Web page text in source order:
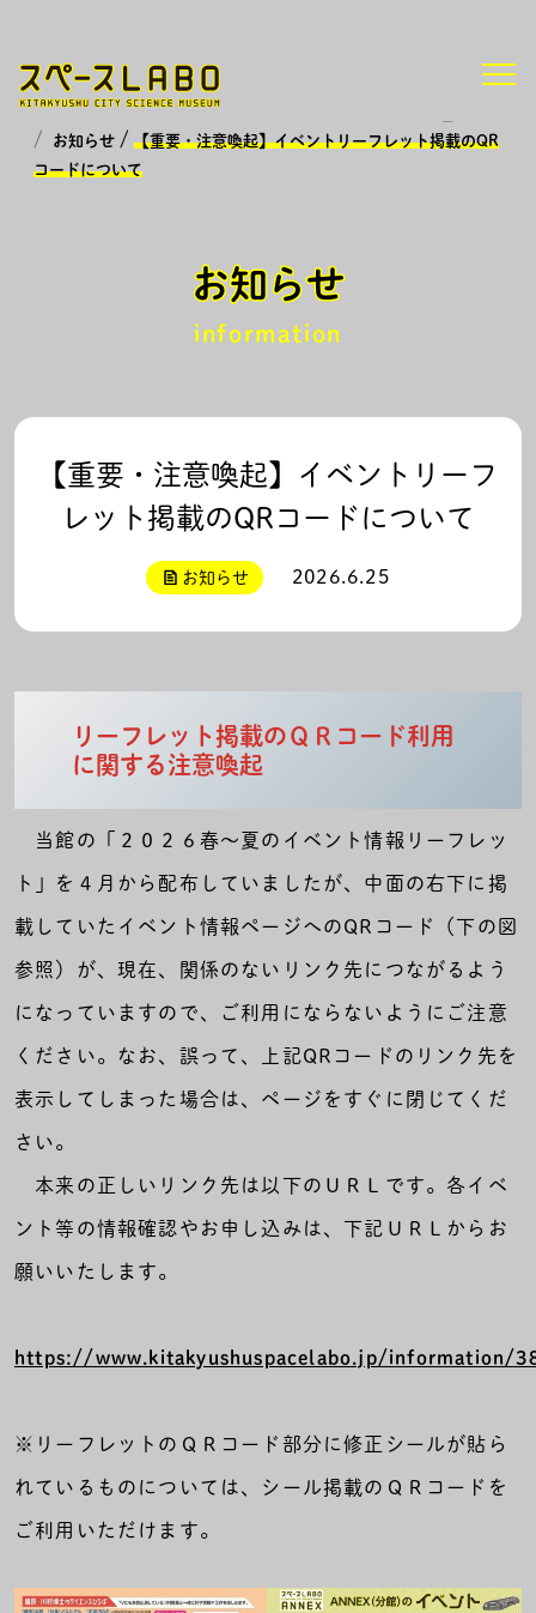
お知らせ / 【重要・注意喚起】イベントリーフレット掲載のQR
コードについて
お知らせ
information
【重要・注意喚起】イベントリーフ
レット掲載のQRコードについて
お知らせ 2026.6.25
リーフレット掲載のＱＲコード利用
に関する注意喚起
当館の「２０２６春～夏のイベント情報リーフレッ
ト」を４月から配布していましたが、中面の右下に掲
載していたイベント情報ページへのQRコード（下の図
参照）が、現在、関係のないリンク先につながるよう
になっていますので、ご利用にならないようにご注意
ください。なお、誤って、上記QRコードのリンク先を
表示してしまった場合は、ページをすぐに閉じてくだ
さい。
本来の正しいリンク先は以下のＵＲＬです。各イベ
ント等の情報確認やお申し込みは、下記ＵＲＬからお
願いいたします。
https://www.kitakyushuspacelabo.jp/information/
※リーフレットのＱＲコード部分に修正シールが貼ら
れているものについては、シール掲載のＱＲコードを
ご利用いただけます。